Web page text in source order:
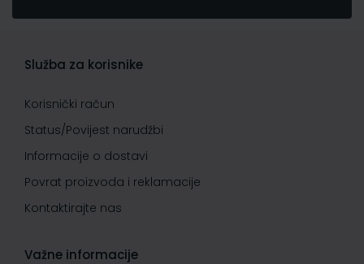
Služba za korisnike
Korisnički račun
Status/Povijest narudžbi
Informacije o dostavi
Povrat proizvoda i reklamacije
Kontaktirajte nas
Važne informacije